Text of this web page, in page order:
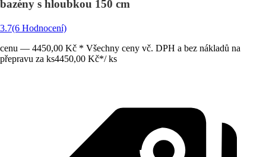
bazény s hloubkou 150 cm
3.7(6 Hodnocení)
cenu — 4450,00 Kč * Všechny ceny vč. DPH a bez nákladů na
přepravu za ks4450,00 Kč*/ ks